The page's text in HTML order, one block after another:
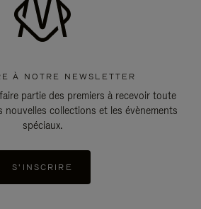
À NOTRE NEWSLETTER
partie des premiers à recevoir toute
nouvelles collections et les évènements
spéciaux.
S'INSCRIRE